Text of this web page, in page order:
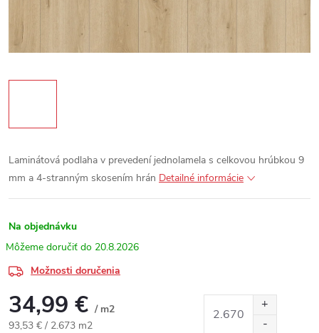
Laminátová podlaha v prevedení jednolamela s celkovou hrúbkou 9
mm a 4-stranným skosením hrán Detailné informácie
Na objednávku
20.8.2026
Možnosti doručenia
34,99 € / m2
Jednotková cena:
93,53 € / 2.673 m2